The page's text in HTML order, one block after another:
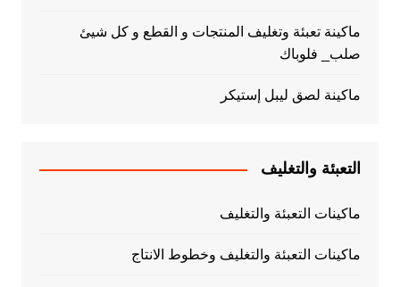
ماكينة تعبئة وتغليف المنتجات و القطع و كل شيئ
صلب_ فلوباك
ماكينة لصق ليبل إستيكر
التعبئة والتغليف
ماكينات التعبئة والتغليف
ماكينات التعبئة والتغليف وخطوط الانتاج